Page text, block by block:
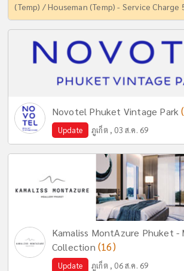
(Temp) / Houseman (Temp) - Service Charge
Novotel Phuket Vintage Park
Update ภูเก็ต , 03 ส.ค. 69
Kamaliss MontAzure Phuket -
Collection (16)
Update ภูเก็ต , 06 ส.ค. 69